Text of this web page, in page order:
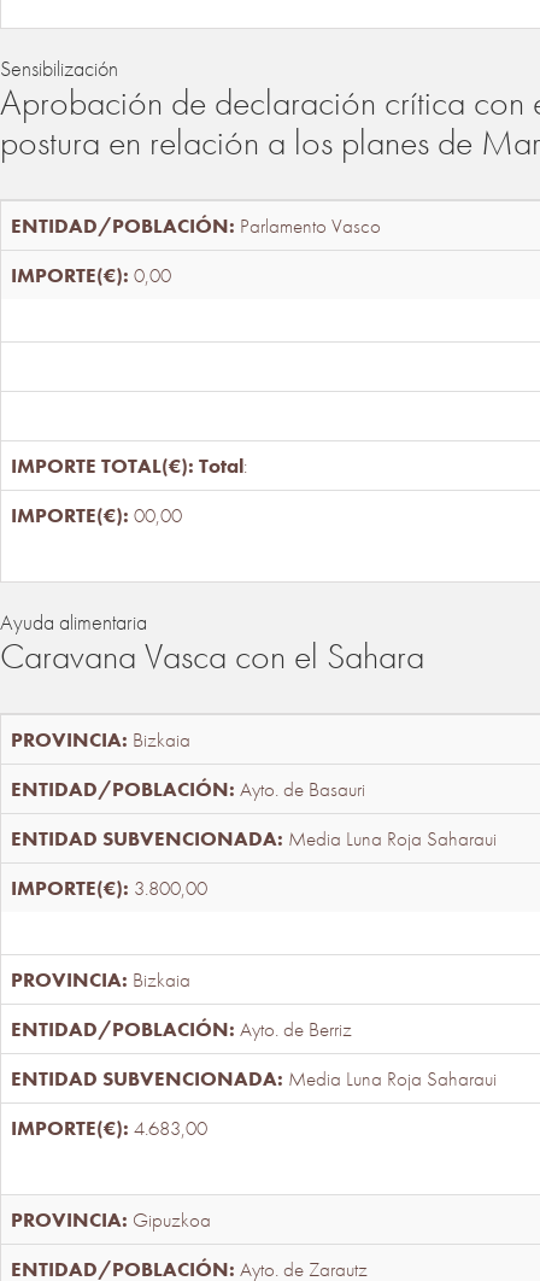
Sensibilización
Aprobación de declaración crítica con
postura en relación a los planes de
Parlamento Vasco
0,00
Total:
00,00
Ayuda alimentaria
Caravana Vasca con el Sahara
Bizkaia
Ayto. de Basauri
Media Luna Roja Saharaui
3.800,00
Bizkaia
Ayto. de Berriz
Media Luna Roja Saharaui
4.683,00
Gipuzkoa
Ayto. de Zarautz